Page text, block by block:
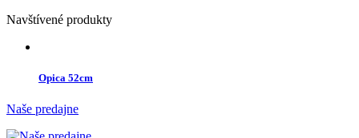
Navštívené produkty
Opica 52cm
Naše predajne